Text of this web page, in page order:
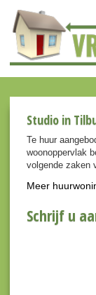
Studio in
Te huur
woonoppervlak
volgende zaken
Meer
Schrijf u